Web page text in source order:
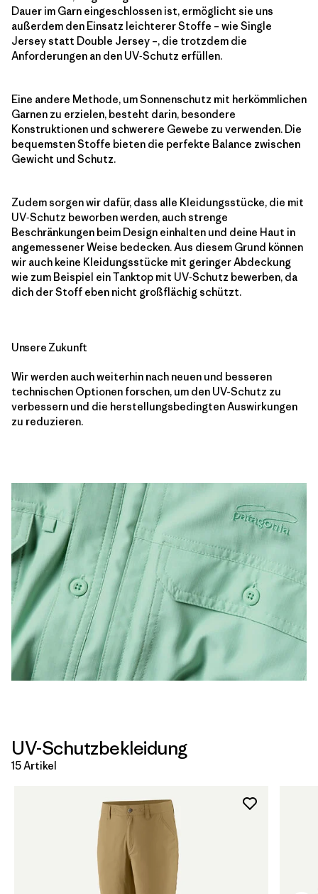
Dauer im Garn eingeschlossen ist, ermöglicht sie uns
außerdem den Einsatz leichterer Stoffe – wie Single
Jersey statt Double Jersey –, die trotzdem die
Anforderungen an den UV‑Schutz erfüllen.
Eine andere Methode, um Sonnenschutz mit herkömmlichen
Garnen zu erzielen, besteht darin, besondere
Konstruktionen und schwerere Gewebe zu verwenden. Die
bequemsten Stoffe bieten die perfekte Balance zwischen
Gewicht und Schutz.
Zudem sorgen wir dafür, dass alle Kleidungsstücke, die mit
UV‑Schutz beworben werden, auch strenge
Beschränkungen beim Design einhalten und deine Haut in
angemessener Weise bedecken. Aus diesem Grund können
wir auch keine Kleidungsstücke mit geringer Abdeckung
wie zum Beispiel ein Tanktop mit UV‑Schutz bewerben, da
dich der Stoff eben nicht großflächig schützt.
Unsere Zukunft
Wir werden auch weiterhin nach neuen und besseren
technischen Optionen forschen, um den UV-Schutz zu
verbessern und die herstellungsbedingten Auswirkungen
zu reduzieren.
UV-Schutzbekleidung
15 Artikel